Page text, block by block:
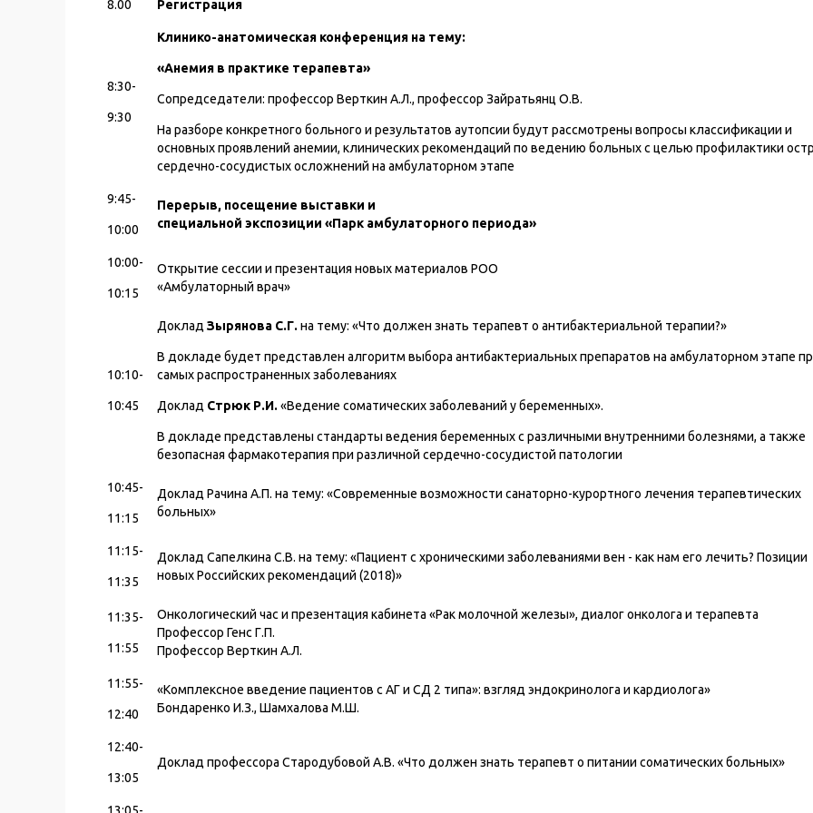
8.00 Регистрация
8:30-
9:30
Клинико-анатомическая конференция на тему:
«Анемия в практике терапевта»
Сопредседатели: профессор Верткин А.Л., профессор Зайратьянц О.В.
На разборе конкретного больного и результатов аутопсии будут рассмотрены вопросы классификации и
основных проявлений анемии, клинических рекомендаций по ведению больных с целью профилактики
сердечно-сосудистых осложнений на амбулаторном этапе
9:45-
10:00
Перерыв, посещение выставки и
специальной экспозиции «Парк амбулаторного периода»
10:00-
10:15
Открытие сессии и презентация новых материалов РОО
«Амбулаторный врач»
10:10-
10:45
Доклад Зырянова С.Г. на тему: «Что должен знать терапевт о антибактериальной терапии?»
В докладе будет представлен алгоритм выбора антибактериальных препаратов на амбулаторном этапе
самых распространенных заболеваниях
Доклад Стрюк Р.И. «Ведение соматических заболеваний у беременных».
В докладе представлены стандарты ведения беременных с различными внутренними болезнями, а также
безопасная фармакотерапия при различной сердечно-сосудистой патологии
10:45-
11:15
Доклад Рачина А.П. на тему: «Современные возможности санаторно-курортного лечения терапевтических
больных»
11:15-
11:35
Доклад Сапелкина С.В. на тему: «Пациент с хроническими заболеваниями вен - как нам его лечить? Позиции
новых Российских рекомендаций (2018)»
11:35-
11:55
Онкологический час и презентация кабинета «Рак молочной железы», диалог онколога и терапевта
Профессор Генс Г.П.
Профессор Верткин А.Л.
11:55-
12:40
«Комплексное введение пациентов с АГ и СД 2 типа»: взгляд эндокринолога и кардиолога»
Бондаренко И.З., Шамхалова М.Ш.
12:40-
13:05
Доклад профессора Стародубовой А.В. «Что должен знать терапевт о питании соматических больных»